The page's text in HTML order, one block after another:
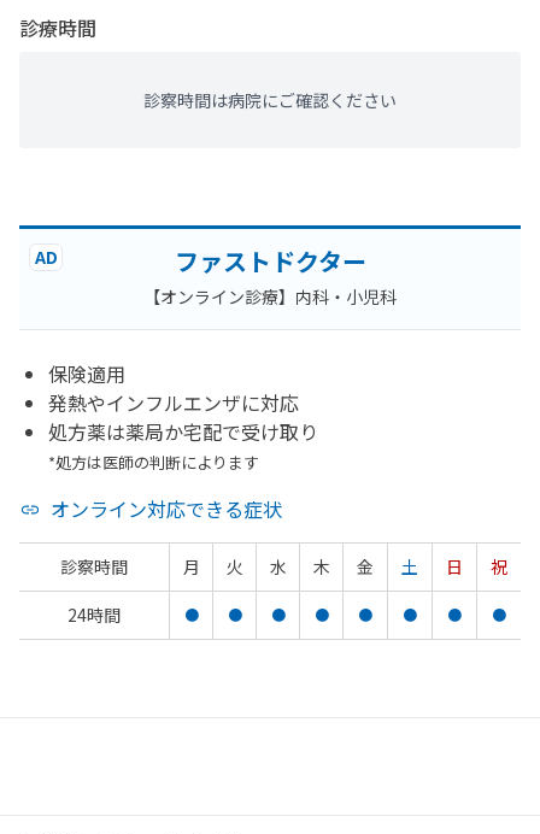
診療時間
診察時間は病院にご確認ください
AD ファストドクター
【オンライン診療】内科・小児科
保険適用
発熱やインフルエンザに対応
処方薬は薬局か宅配で受け取り
*処方は医師の判断によります
オンライン対応できる症状
診察時間 月 火 水 木 金 土 日
祝
24時間
● ● ● ● ● ● ● ●